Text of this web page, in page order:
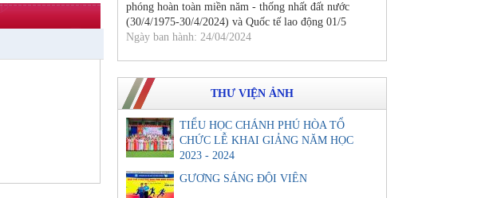
phóng hoàn toàn miền năm - thống nhất đất nước
(30/4/1975-30/4/2024) và Quốc tế lao động 01/5
Ngày ban hành: 24/04/2024
THƯ VIỆN ẢNH
TIỂU HỌC CHÁNH PHÚ HÒA TỔ
CHỨC LỄ KHAI GIẢNG NĂM HỌC
2023 - 2024
GƯƠNG SÁNG ĐỘI VIÊN